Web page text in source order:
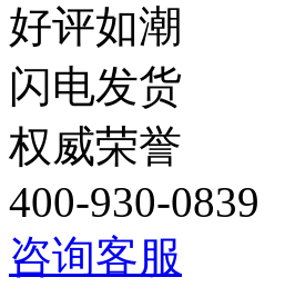
好评如潮
闪电发货
权威荣誉
400-930-0839
咨询客服